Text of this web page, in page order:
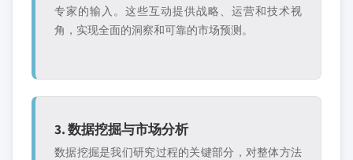
专家的输入。这些互动提供战略、运营和技术视
角，实现全面的洞察和可靠的市场预测。
3. 数据挖掘与市场分析
数据挖掘是我们研究过程的关键部分，对整体方法